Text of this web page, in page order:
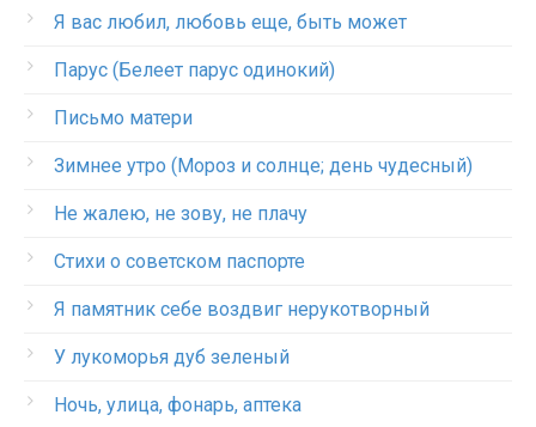
Я вас любил, любовь еще, быть может
Парус (Белеет парус одинокий)
Письмо матери
Зимнее утро (Мороз и солнце; день чудесный)
Не жалею, не зову, не плачу
Стихи о советском паспорте
Я памятник себе воздвиг нерукотворный
У лукоморья дуб зеленый
Ночь, улица, фонарь, аптека